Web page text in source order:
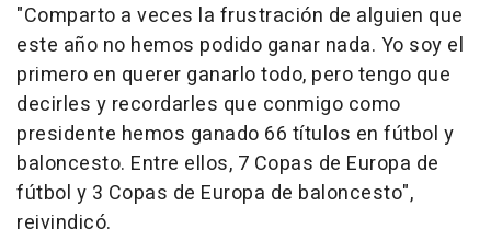
"Comparto a veces la frustración de alguien que
este año no hemos podido ganar nada. Yo soy el
primero en querer ganarlo todo, pero tengo que
decirles y recordarles que conmigo como
presidente hemos ganado 66 títulos en fútbol y
baloncesto. Entre ellos, 7 Copas de Europa de
fútbol y 3 Copas de Europa de baloncesto",
reivindicó.